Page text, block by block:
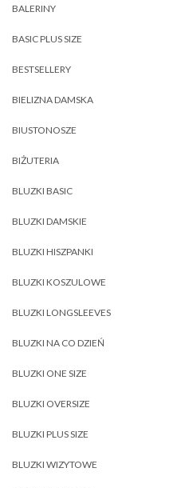
BALERINY
BASIC PLUS SIZE
BESTSELLERY
BIELIZNA DAMSKA
BIUSTONOSZE
BIŻUTERIA
BLUZKI BASIC
BLUZKI DAMSKIE
BLUZKI HISZPANKI
BLUZKI KOSZULOWE
BLUZKI LONGSLEEVES
BLUZKI NA CO DZIEŃ
BLUZKI ONE SIZE
BLUZKI OVERSIZE
BLUZKI PLUS SIZE
BLUZKI WIZYTOWE